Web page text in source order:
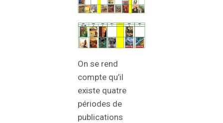
On se rend
compte qu’il
existe quatre
périodes de
publications